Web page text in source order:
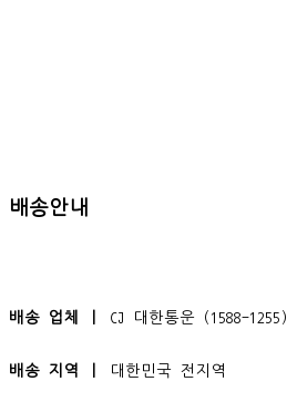
배송안내
배송 업체 ㅣ CJ 대한통운 (1588-1255)
배송 지역 ㅣ 대한민국 전지역